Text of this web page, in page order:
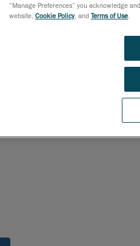
“Manage Preferences” you acknowledge
website, Cookie Policy, and Terms of Use